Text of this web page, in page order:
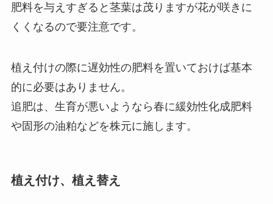
肥料を与えすぎると茎葉は茂りますが花が咲きに
くくなるので要注意です。
植え付けの際に遅効性の肥料を置いておけば基本
的に必要はありません。
追肥は、生育が悪いようなら春に緩効性化成肥料
や固形の油粕などを株元に施します。
植え付け、植え替え